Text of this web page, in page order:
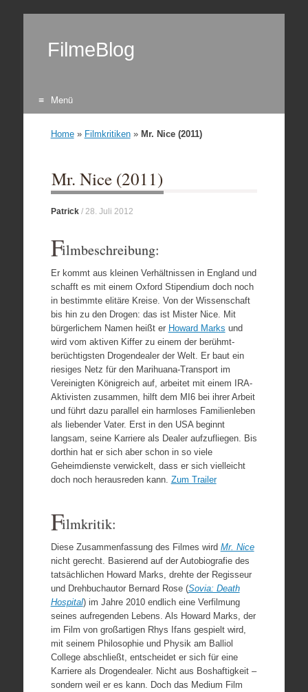
FilmeBlog
Menü
Home» Filmkritiken» Mr. Nice (2011)
Mr. Nice (2011)
Patrick/ 28. Juli 2012
Filmbeschreibung:
Er kommt aus kleinen Verhältnissen in England und
schafft es mit einem Oxford Stipendium doch noch
in bestimmte elitäre Kreise. Von der Wissenschaft
bis hin zu den Drogen: das ist Mister Nice. Mit
bürgerlichem Namen heißt er Howard Marks und
wird vom aktiven Kiffer zu einem der berühmt-
berüchtigsten Drogendealer der Welt. Er baut ein
riesiges Netz für den Marihuana-Transport im
Vereinigten Königreich auf, arbeitet mit einem IRA-
Aktivisten zusammen, hilft dem MI6 bei ihrer Arbeit
und führt dazu parallel ein harmloses Familienleben
als liebender Vater. Erst in den USA beginnt
langsam, seine Karriere als Dealer aufzufliegen. Bis
dorthin hat er sich aber schon in so viele
Geheimdienste verwickelt, dass er sich vielleicht
doch noch herausreden kann. Zum Trailer
Filmkritik:
Diese Zusammenfassung des Filmes wird Mr. Nice
nicht gerecht. Basierend auf der Autobiografie des
tatsächlichen Howard Marks, drehte der Regisseur
und Drehbuchautor Bernard Rose (Sovia: Death
Hospital) im Jahre 2010 endlich eine Verfilmung
seines aufregenden Lebens. Als Howard Marks, der
im Film von großartigen Rhys Ifans gespielt wird,
mit seinem Philosophie und Physik am Balliol
College abschließt, entscheidet er sich für eine
Karriere als Drogendealer. Nicht aus Boshaftigkeit –
sondern weil er es kann. Doch das Medium Film